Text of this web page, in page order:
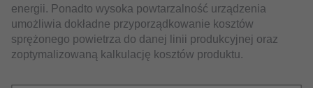
energii. Ponadto wysoka powtarzalność urządzenia
umożliwia dokładne przyporządkowanie kosztów
sprężonego powietrza do danej linii produkcyjnej oraz
zoptymalizowaną kalkulację kosztów produktu.